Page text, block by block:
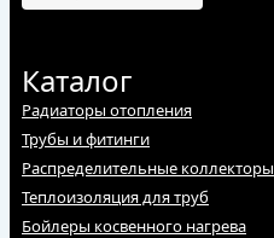
Каталог
Радиаторы отопления
Трубы и фитинги
Распределительные коллекторы
Теплоизоляция для труб
Бойлеры косвенного нагрева